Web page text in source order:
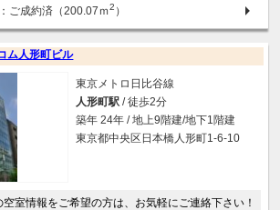
ご成約済（200.07ｍ2 ）
ム人形町ビル
東京メトロ日比谷線
人形町駅 / 徒歩2分
築年 24年 / 地上9階建/地下1階建
東京都中央区日本橋人形町1-6-10
情報をご希望の方は、お気軽にご連絡下さい！